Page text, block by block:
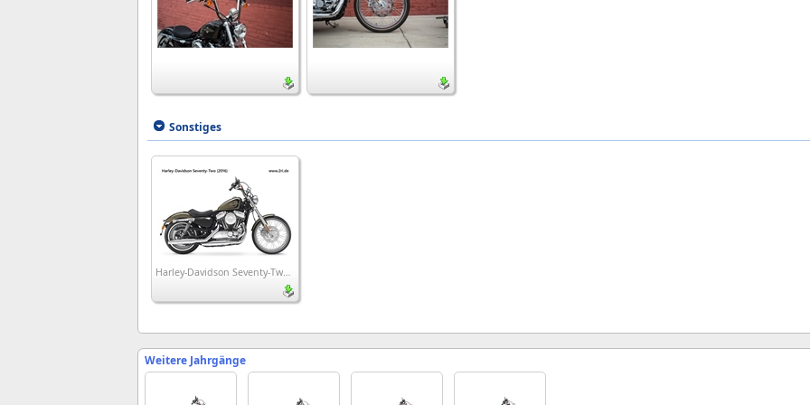
Sonstiges
Harley-Davidson Seventy-Two (2016)
Weitere Jahrgänge